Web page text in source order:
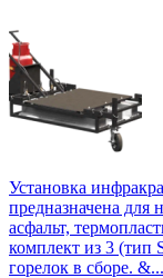
Установка
предназначена для
асфальт,
комплект из 3 (тип
горелок в сборе. &...